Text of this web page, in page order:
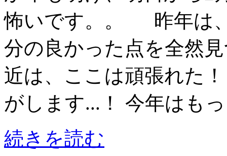
怖いです。。 昨年は
分の良かった点を全然
近は、ここは頑張れた
がします...！ 今年はも
続きを読む